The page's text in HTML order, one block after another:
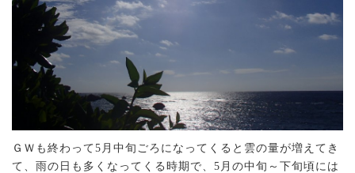
ＧＷも終わって5月中旬ごろになってくると雲の量が増えてき
て、雨の日も多くなってくる時期で、5月の中旬～下旬頃には